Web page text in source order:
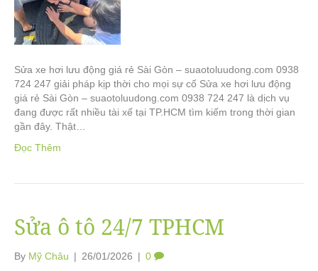
Sửa xe hơi lưu động giá rẻ Sài Gòn – suaotoluudong.com 0938
724 247 giải pháp kịp thời cho mọi sự cố Sửa xe hơi lưu động
giá rẻ Sài Gòn – suaotoluudong.com 0938 724 247 là dịch vụ
đang được rất nhiều tài xế tại TP.HCM tìm kiếm trong thời gian
gần đây. Thật…
Đọc Thêm
Sửa ô tô 24/7 TPHCM
By Mỹ Châu | 26/01/2026 | 0